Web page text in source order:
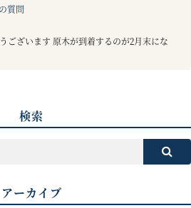
質問
ございます 原木が到着するのが2月末にな
検索
アーカイブ